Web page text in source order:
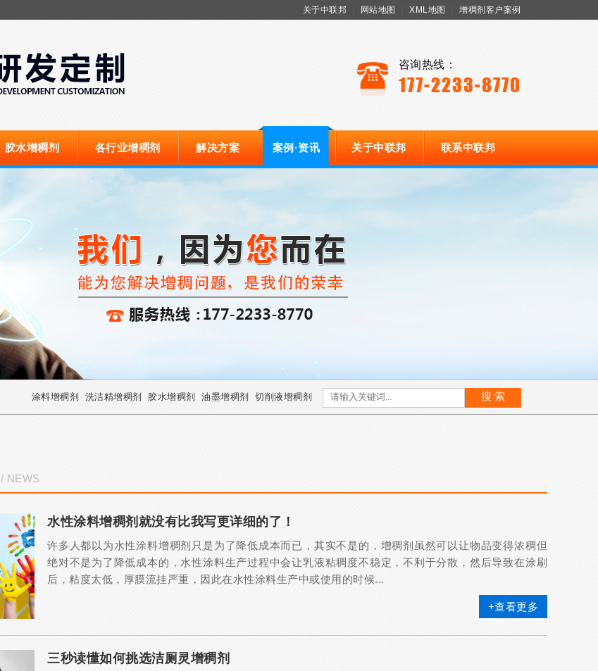
关于中联邦 网站地图 XML地图 增稠剂客户案例
咨询热线：
177-2233-8770
胶水增稠剂 各行业增稠剂 解决方案 案例·资讯 关于中联邦 联系中联邦
涂料增稠剂 洗洁精增稠剂 胶水增稠剂 油墨增稠剂 切削液增稠剂
/ NEWS
水性涂料增稠剂就没有比我写更详细的了！
许多人都以为水性涂料增稠剂只是为了降低成本而已，其实不是的，增稠剂虽然可以让物品变得浓稠但
绝对不是为了降低成本的，水性涂料生产过程中会让乳液粘稠度不稳定，不利于分散，然后导致在涂刷
后，粘度太低，厚膜流挂严重，因此在水性涂料生产中或使用的时候...
+查看更多
三秒读懂如何挑选洁厕灵增稠剂